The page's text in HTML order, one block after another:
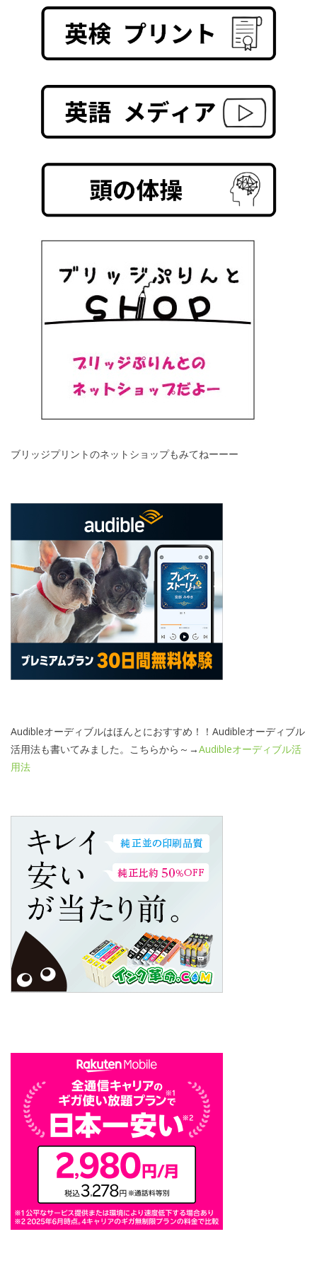
ブリッジプリントのネットショップもみてねーーー
Audibleオーディブルはほんとにおすすめ！！Audibleオーディブル
活用法も書いてみました。こちらから～→Audibleオーディブル活
用法